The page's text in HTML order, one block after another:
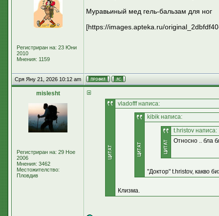
Регистриран на: 23 Юни
2010
Мнения: 1159
Муравьиный мед гель-бальзам для ног
[https://images.apteka.ru/
Сря Яну 21, 2026 10:12 am
mislesht
Регистриран на: 29 Ное
2006
Мнения: 3462
Местожителство:
Пловдив
vladofff написа:
kibik написа:
t.hristov написа:
Относно .. бла
"Доктор" t.hristov, какво
Клизма.